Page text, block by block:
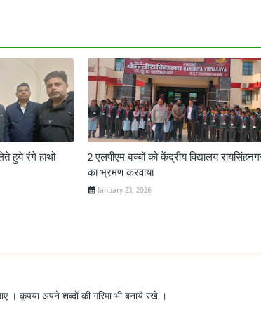
हुये रंगे हाथो
2 एलपीएम बच्चों को केंद्रीय विद्यालय
का भ्रमण करवाया
January 23, 2026
कृपया अपने शब्दों की गरिमा भी बनाये रखे ।